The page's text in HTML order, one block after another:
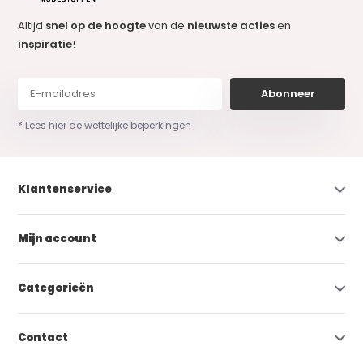
Altijd snel op de hoogtevan de nieuwste actiesen
inspiratie!
Abonneer
* Lees hier de wettelijke beperkingen
Klantenservice
Mijn account
Categorieën
Contact